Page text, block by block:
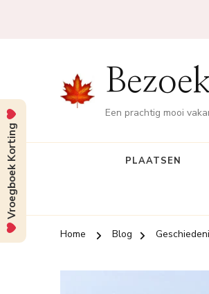
Een prachtig mooi
PLAATSEN
Home Blog
Vroegboek Korting